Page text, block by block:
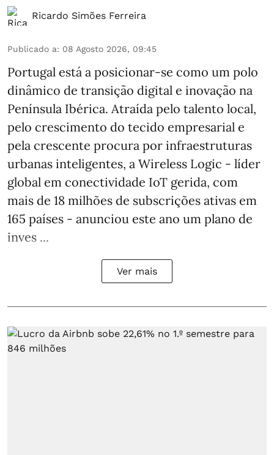
Ricardo Simões Ferreira
Publicado a: 08 Agosto 2026, 09:45
Portugal está a posicionar-se como um polo
dinâmico de transição digital e inovação na
Península Ibérica. Atraída pelo talento local,
pelo crescimento do tecido empresarial e
pela crescente procura por infraestruturas
urbanas inteligentes, a Wireless Logic - líder
global em conectividade IoT gerida, com
mais de 18 milhões de subscrições ativas em
165 países - anunciou este ano um plano de
inves ...
Ver mais